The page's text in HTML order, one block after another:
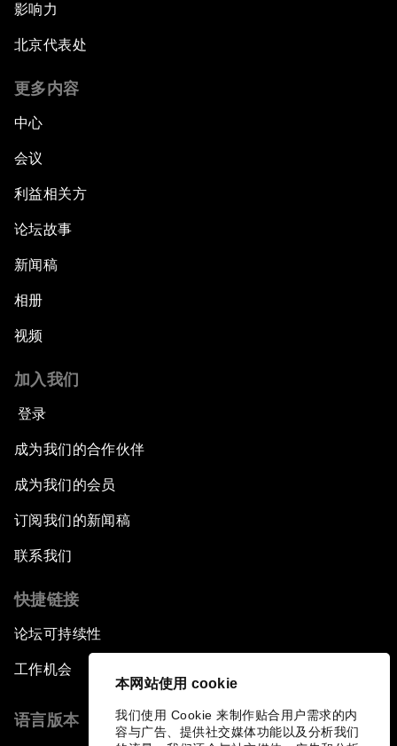
本网站使用 cookie
我们使用 Cookie 来制作贴合用户需求的内
容与广告、提供社交媒体功能以及分析我们
影响力
北京代表处
更多内容
中心
会议
利益相关方
论坛故事
新闻稿
相册
视频
加入我们
登录
成为我们的合作伙伴
成为我们的会员
订阅我们的新闻稿
联系我们
快捷链接
论坛可持续性
工作机会
语言版本